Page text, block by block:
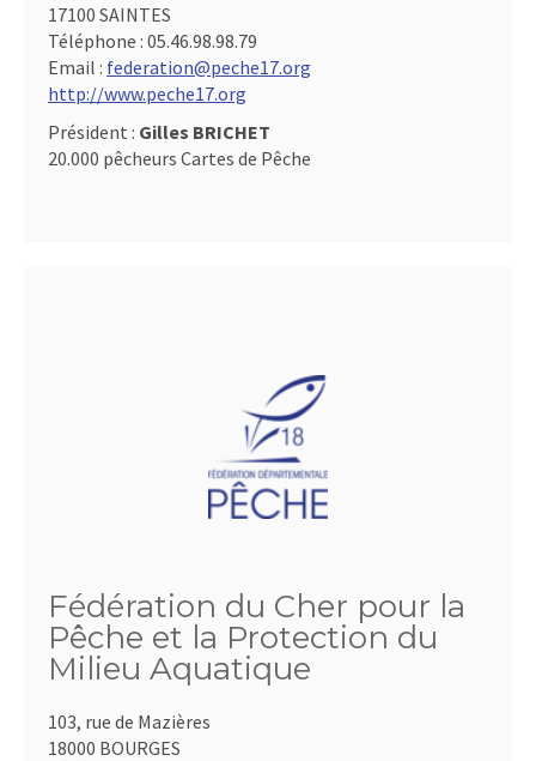
17100 SAINTES
Téléphone : 05.46.98.98.79
Email : federation@peche17.org
http://www.peche17.org
Président : Gilles BRICHET
20.000 pêcheurs Cartes de Pêche
Fédération du Cher pour la
Pêche et la Protection du
Milieu Aquatique
103, rue de Mazières
18000 BOURGES